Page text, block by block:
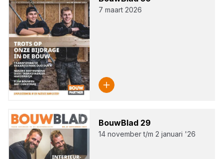
7 maart 2026
Bouw­Blad 29
14 november t/m 2 januari '26